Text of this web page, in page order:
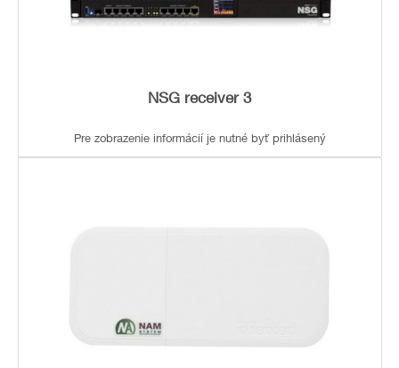
NSG receiver 3
Pre zobrazenie informácií je nutné byť prihlásený